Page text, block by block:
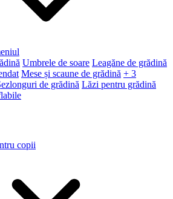
Umbrele de soare Leagăne de grădină
Mese și scaune de grădină + 3
de grădină Lăzi pentru grădină
copii